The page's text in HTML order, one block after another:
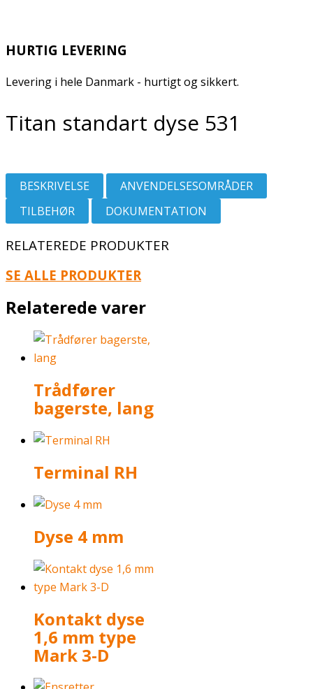
HURTIG LEVERING
Levering i hele Danmark - hurtigt og sikkert.
Titan standart dyse 531
BESKRIVELSE
ANVENDELSESOMRÅDER
TILBEHØR
DOKUMENTATION
RELATEREDE PRODUKTER
SE ALLE PRODUKTER
Relaterede varer
Trådfører
bagerste, lang
Terminal RH
Dyse 4 mm
Kontakt dyse
1,6 mm type
Mark 3-D